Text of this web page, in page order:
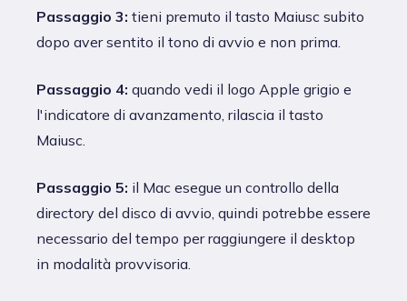
Passaggio 3: tieni premuto il tasto Maiusc subito
dopo aver sentito il tono di avvio e non prima.
Passaggio 4: quando vedi il logo Apple grigio e
l'indicatore di avanzamento, rilascia il tasto
Maiusc.
Passaggio 5: il Mac esegue un controllo della
directory del disco di avvio, quindi potrebbe essere
necessario del tempo per raggiungere il desktop
in modalità provvisoria.